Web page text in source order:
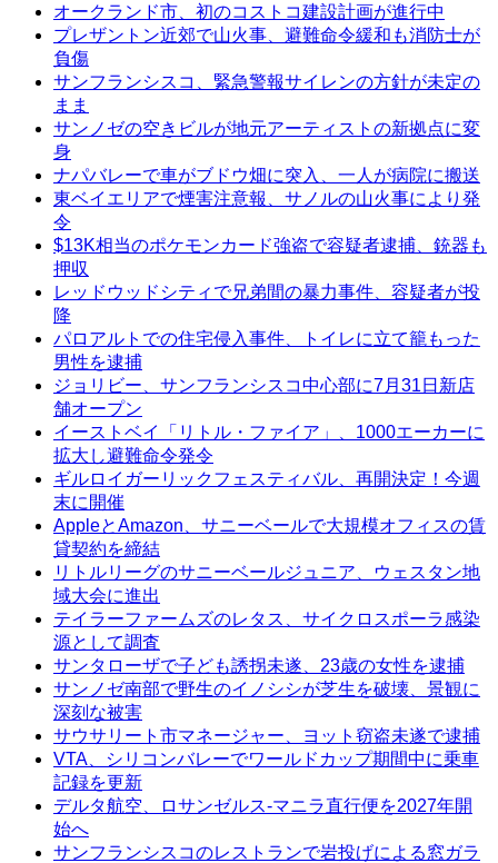
オークランド市、初のコストコ建設計画が進行中
プレザントン近郊で山火事、避難命令緩和も消防士が
負傷
サンフランシスコ、緊急警報サイレンの方針が未定の
まま
サンノゼの空きビルが地元アーティストの新拠点に変
身
ナパバレーで車がブドウ畑に突入、一人が病院に搬送
東ベイエリアで煙害注意報、サノルの山火事により発
令
$13K相当のポケモンカード強盗で容疑者逮捕、銃器も
押収
レッドウッドシティで兄弟間の暴力事件、容疑者が投
降
パロアルトでの住宅侵入事件、トイレに立て籠もった
男性を逮捕
ジョリビー、サンフランシスコ中心部に7月31日新店
舗オープン
イーストベイ「リトル・ファイア」、1000エーカーに
拡大し避難命令発令
ギルロイガーリックフェスティバル、再開決定！今週
末に開催
AppleとAmazon、サニーベールで大規模オフィスの賃
貸契約を締結
リトルリーグのサニーベールジュニア、ウェスタン地
域大会に進出
テイラーファームズのレタス、サイクロスポーラ感染
源として調査
サンタローザで子ども誘拐未遂、23歳の女性を逮捕
サンノゼ南部で野生のイノシシが芝生を破壊、景観に
深刻な被害
サウサリート市マネージャー、ヨット窃盗未遂で逮捕
VTA、シリコンバレーでワールドカップ期間中に乗車
記録を更新
デルタ航空、ロサンゼルス-マニラ直行便を2027年開
始へ
サンフランシスコのレストランで岩投げによる窓ガラ